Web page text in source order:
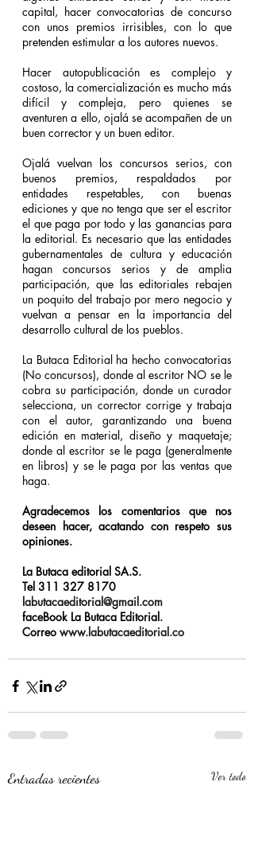
capital, hacer convocatorias de concurso
con unos premios irrisibles, con lo que
pretenden estimular a los autores nuevos.
Hacer autopublicación es complejo y
costoso, la comercialización es mucho más
difícil y compleja, pero quienes se
aventuren a ello, ojalá se acompañen de un
buen corrector y un buen editor.
Ojalá vuelvan los concursos serios, con
buenos premios, respaldados por
entidades respetables, con buenas
ediciones y que no tenga que ser el escritor
el que paga por todo y las ganancias para
la editorial. Es necesario que las entidades
gubernamentales de cultura y educación
hagan concursos serios y de amplia
participación, que las editoriales rebajen
un poquito del trabajo por mero negocio y
vuelvan a pensar en la importancia del
desarrollo cultural de los pueblos.
La Butaca Editorial ha hecho convocatorias
(No concursos), donde al escritor NO se le
cobra su participación, donde un curador
selecciona, un corrector corrige y trabaja
con el autor, garantizando una buena
edición en material, diseño y maquetaje;
donde al escritor se le paga (generalmente
en libros) y se le paga por las ventas que
haga.
Agradecemos los comentarios que nos
deseen hacer, acatando con respeto sus
opiniones.
La Butaca editorial SA.S.
Tel 311 327 8170
labutacaeditorial@gmail.com
faceBook La Butaca Editorial.
Correo www.labutacaeditorial.co
Entradas recientes Ver todo